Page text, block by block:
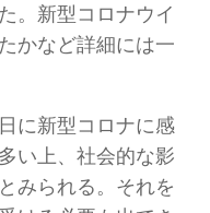
。新型コロナウイ
かなど詳細には一
に新型コロナに感
い上、社会的な影
みられる。それを